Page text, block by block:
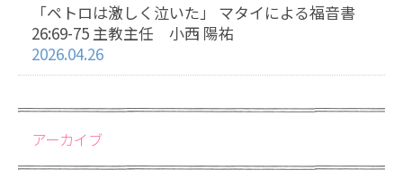
「ペトロは激しく泣いた」 マタイによる福音書
26:69-75 主教主任 小西 陽祐
2026.04.26
アーカイブ